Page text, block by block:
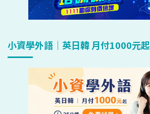
小資學外語｜英日韓 月付1000元起